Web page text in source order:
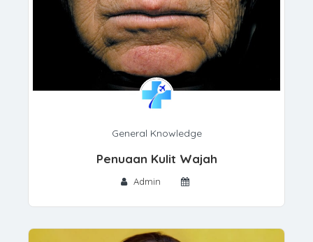
General Knowledge
Penuaan Kulit Wajah
Admin